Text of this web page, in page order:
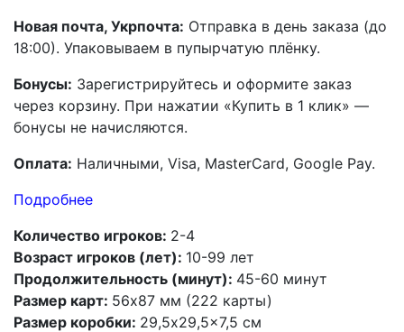
Новая почта, Укрпочта: Отправка в день заказа (до
18:00). Упаковываем в пупырчатую плёнку.
Бонусы: Зарегистрируйтесь и оформите заказ
через корзину. При нажатии «Купить в 1 клик» —
бонусы не начисляются.
Оплата: Наличными, Visa, MasterCard, Google Pay.
Подробнее
Количество игроков: 2-4
Возраст игроков (лет): 10-99 лет
Продолжительность (минут): 45-60 минут
Размер карт: 56х87 мм (222 карты)
Размер коробки: 29,5x29,5x7,5 см